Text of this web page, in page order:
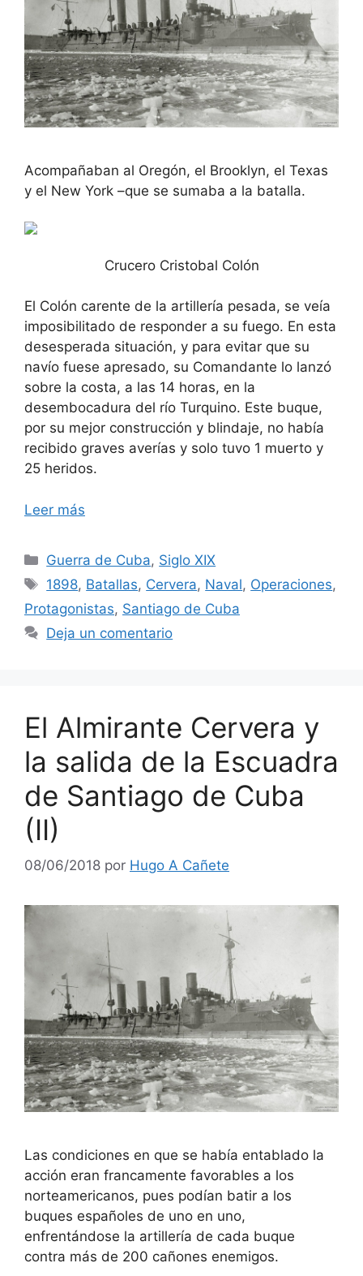
Acompañaban al Oregón, el Brooklyn, el Texas
y el New York –que se sumaba a la batalla.
Crucero Cristobal Colón
El Colón carente de la artillería pesada, se veía
imposibilitado de responder a su fuego. En esta
desesperada situación, y para evitar que su
navío fuese apresado, su Comandante lo lanzó
sobre la costa, a las 14 horas, en la
desembocadura del río Turquino. Este buque,
por su mejor construcción y blindaje, no había
recibido graves averías y solo tuvo 1 muerto y
25 heridos.
Leer más
Categorías
Guerra de Cuba, Siglo XIX
Etiquetas
1898, Batallas, Cervera, Naval, Operaciones,
Protagonistas, Santiago de Cuba
Deja un comentario
El Almirante Cervera y
la salida de la Escuadra
de Santiago de Cuba
(II)
08/06/2018 por Hugo A Cañete
Las condiciones en que se había entablado la
acción eran francamente favorables a los
norteamericanos, pues podían batir a los
buques españoles de uno en uno,
enfrentándose la artillería de cada buque
contra más de 200 cañones enemigos.